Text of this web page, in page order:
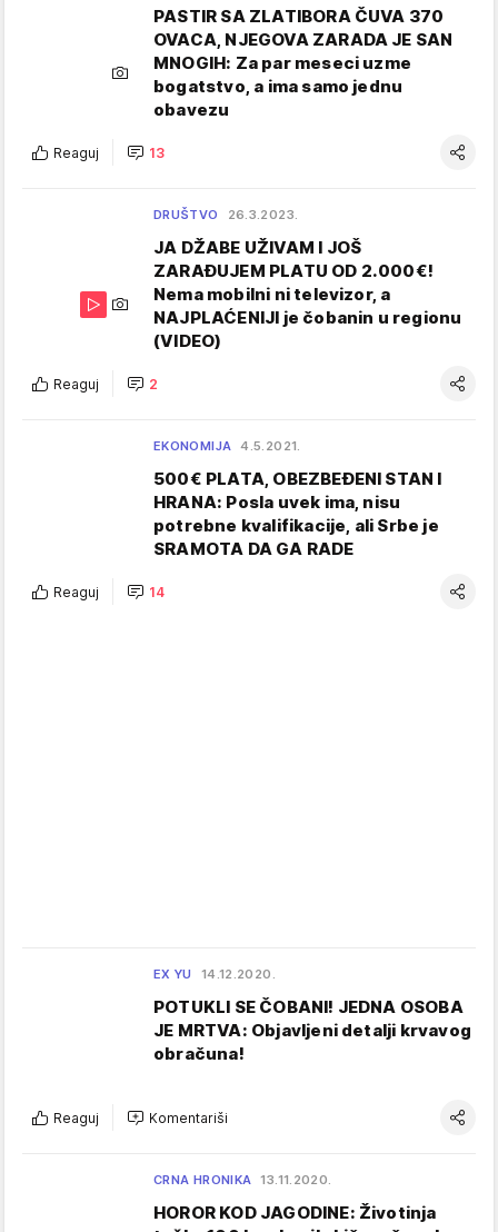
PASTIR SA ZLATIBORA ČUVA 370
OVACA, NJEGOVA ZARADA JE SAN
MNOGIH: Za par meseci uzme
bogatstvo, a ima samo jednu
obavezu
Reaguj 13
DRUŠTVO 26.3.2023.
JA DŽABE UŽIVAM I JOŠ
ZARAĐUJEM PLATU OD 2.000€!
Nema mobilni ni televizor, a
NAJPLAĆENIJI je čobanin u regionu
(VIDEO)
Reaguj 2
EKONOMIJA 4.5.2021.
500€ PLATA, OBEZBEĐENI STAN I
HRANA: Posla uvek ima, nisu
potrebne kvalifikacije, ali Srbe je
SRAMOTA DA GA RADE
Reaguj 14
EX YU 14.12.2020.
POTUKLI SE ČOBANI! JEDNA OSOBA
JE MRTVA: Objavljeni detalji krvavog
obračuna!
Reaguj Komentariši
CRNA HRONIKA 13.11.2020.
HOROR KOD JAGODINE: Životinja